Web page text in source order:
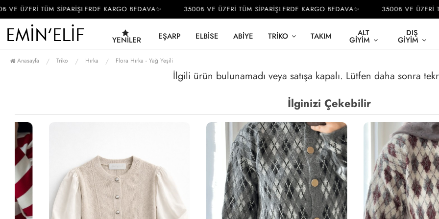
ÜZERİ TÜM SİPARİŞLERDE KARGO BEDAVA✨ 3500₺ VE ÜZERİ TÜM SİPARİŞLERDE KARGO BEDAVA✨ 3500₺ VE ÜZERİ
YENILER EŞARP ELBISE ABIYE TRIKO TAKIM ALT
GIYIM
DIŞ
GIYIM
Anasayfa Triko Hırka Flora Hırka - Yağ Yeşili
İlgili ürün bulunamadı veya satışa kapalı. Lütfen daha sonra
İlginizi Çekebilir